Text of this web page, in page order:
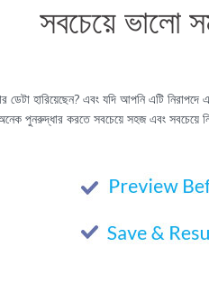
সবচেয়ে ভালো
ডেটা হারিয়েছেন? এবং যদি আপনি এটি
পুনরুদ্ধার করতে সবচেয়ে সহজ এবং